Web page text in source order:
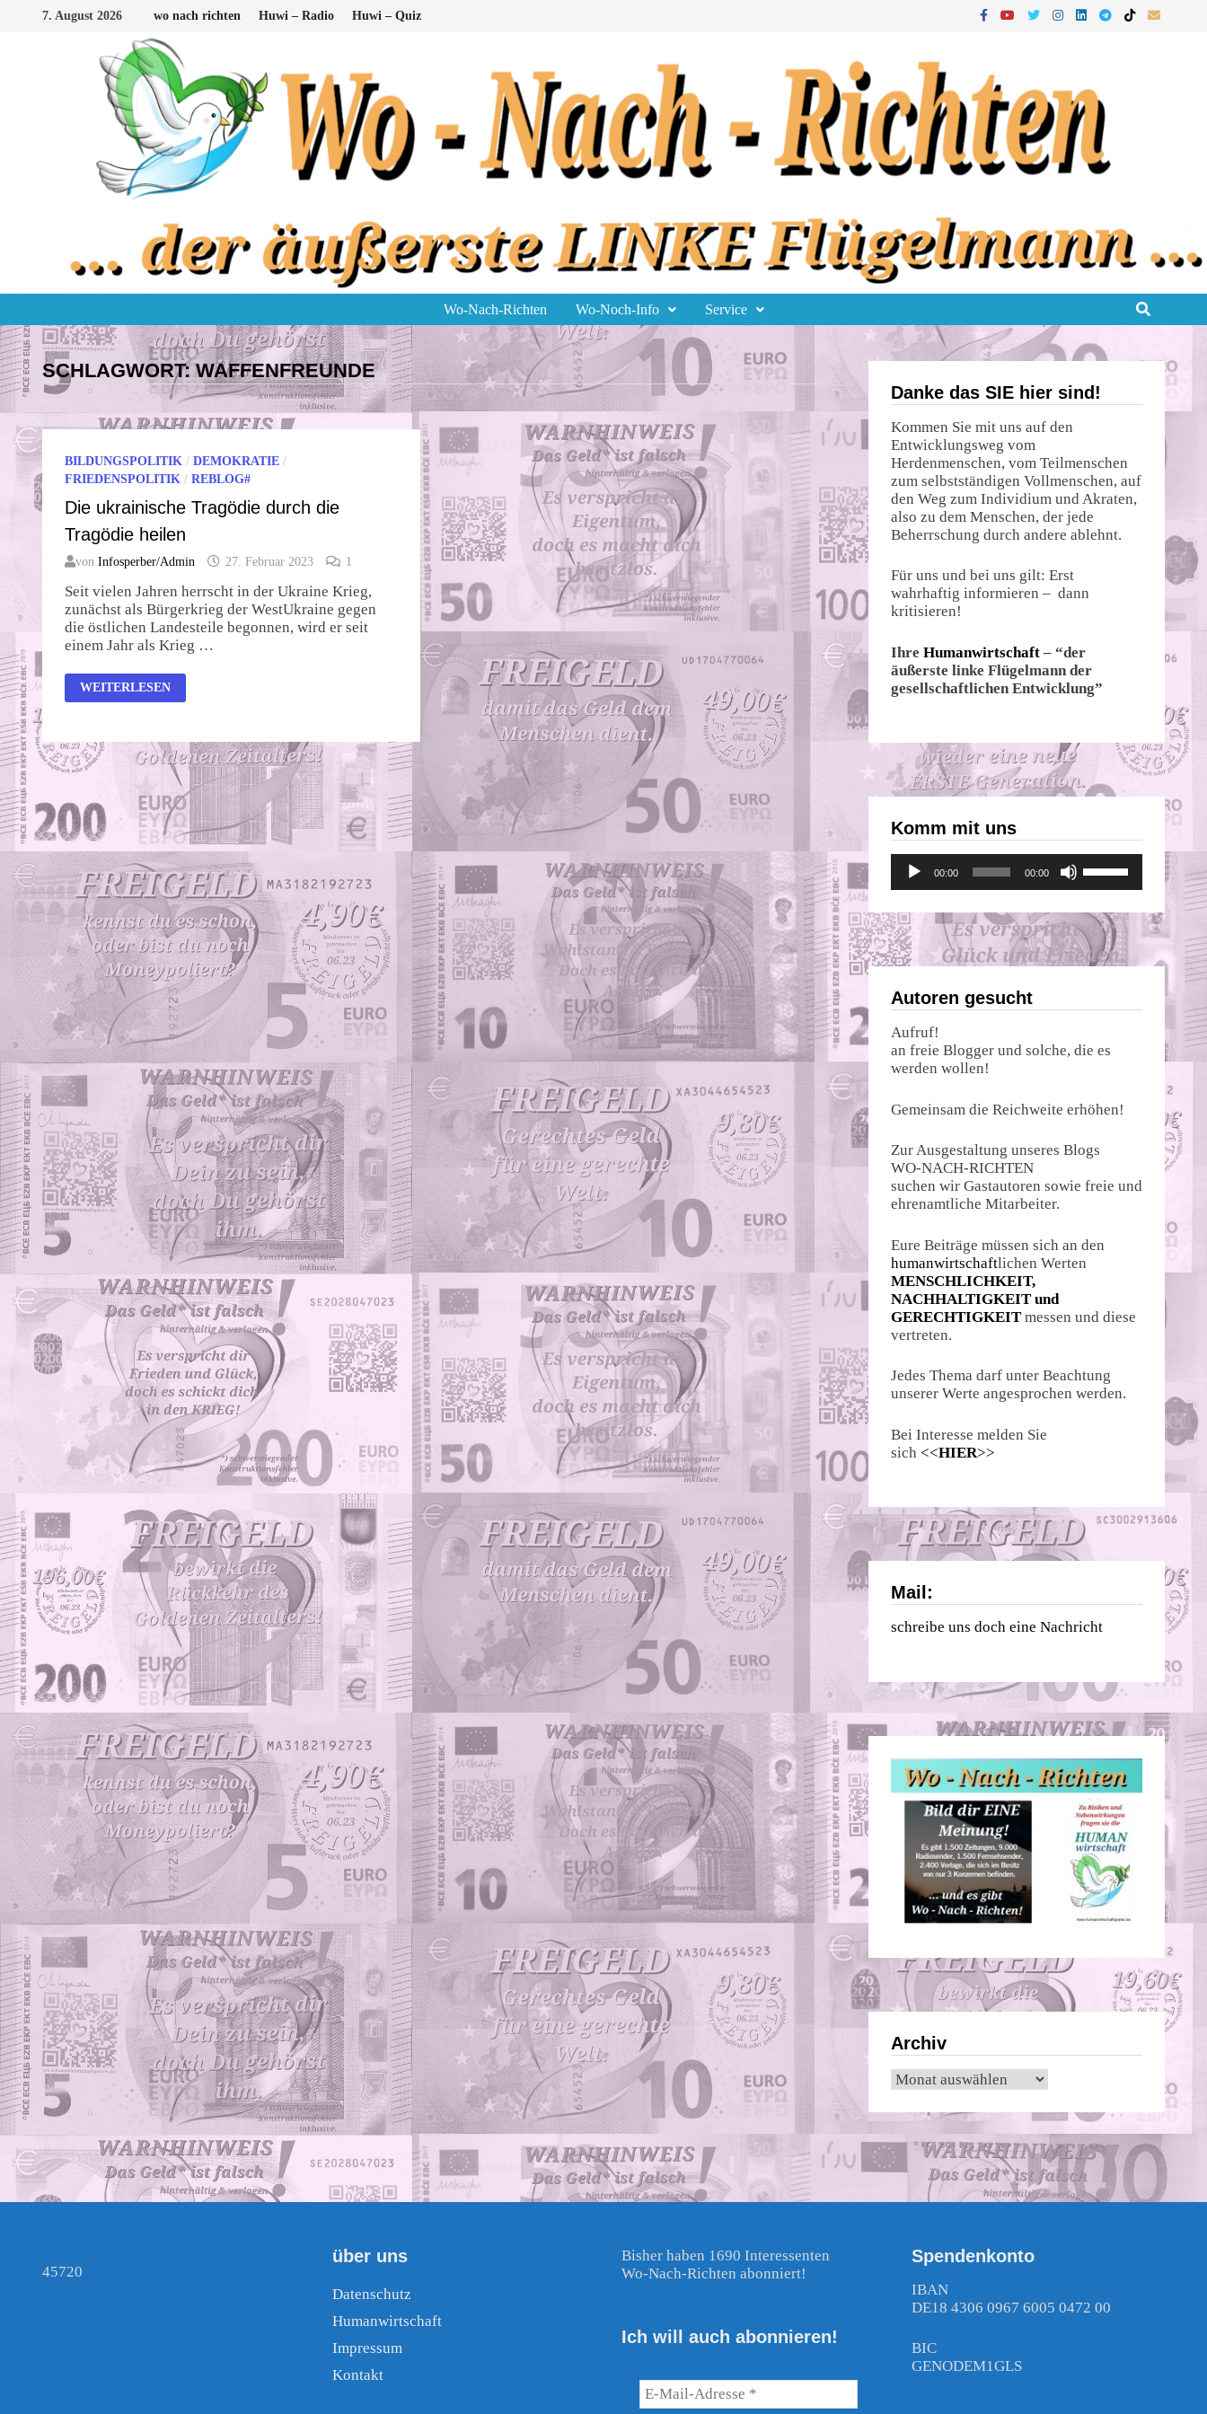
7. August 2026 wo nach richten Huwi – Radio Huwi – Quiz
Wo-Nach-Richten Wo-Noch-Info Service
SCHLAGWORT:WAFFENFREUNDE
BILDUNGSPOLITIK / DEMOKRATIE /
FRIEDENSPOLITIK / REBLOG#
Die ukrainische Tragödie durch die
Tragödie heilen
von Infosperber/Admin 27. Februar 2023 1
Seit vielen Jahren herrscht in der Ukraine Krieg,
zunächst als Bürgerkrieg der WestUkraine gegen
die östlichen Landesteile begonnen, wird er seit
einem Jahr als Krieg …
DIE
UKRAINISCHE
TRAGÖDIE
HEILEN
WEITERLESEN
Danke das SIE hier sind!
Kommen Sie mit uns auf den
Entwicklungsweg vom
Herdenmenschen, vom Teilmenschen
zum selbstständigen Vollmenschen, auf
den Weg zum Individium und Akraten,
also zu dem Menschen, der jede
Beherrschung durch andere ablehnt.
Für uns und bei uns gilt: Erst
wahrhaftig informieren – dann
kritisieren!
Ihre Humanwirtschaft – “der
äußerste linke Flügelmann der
gesellschaftlichen Entwicklung”
Komm mit uns
Audio-
Player
00:00 00:00
Hoch/Runter
um
die
Lautstärke
zu
Autoren gesucht
Aufruf!
an freie Blogger und solche, die es
werden wollen!
Gemeinsam die Reichweite erhöhen!
Zur Ausgestaltung unseres Blogs
WO-NACH-RICHTEN
suchen wir Gastautoren sowie freie und
ehrenamtliche Mitarbeiter.
Eure Beiträge müssen sich an den
humanwirtschaftlichen Werten
MENSCHLICHKEIT,
NACHHALTIGKEIT und
GERECHTIGKEIT messen und diese
vertreten.
Jedes Thema darf unter Beachtung
unserer Werte angesprochen werden.
Bei Interesse melden Sie
sich <<HIER>>
Mail:
schreibe uns doch eine Nachricht
Archiv
Archiv
45720
über uns
Datenschutz
Humanwirtschaft
Impressum
Kontakt
Bisher haben 1690 Interessenten
Wo-Nach-Richten abonniert!
Ich will auch abonnieren!
Spendenkonto
IBAN
DE18 4306 0967 6005 0472 00
BIC
GENODEM1GLS